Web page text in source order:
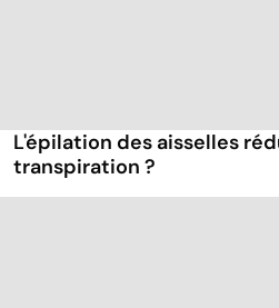
L'épilation des aisselles
transpiration ?